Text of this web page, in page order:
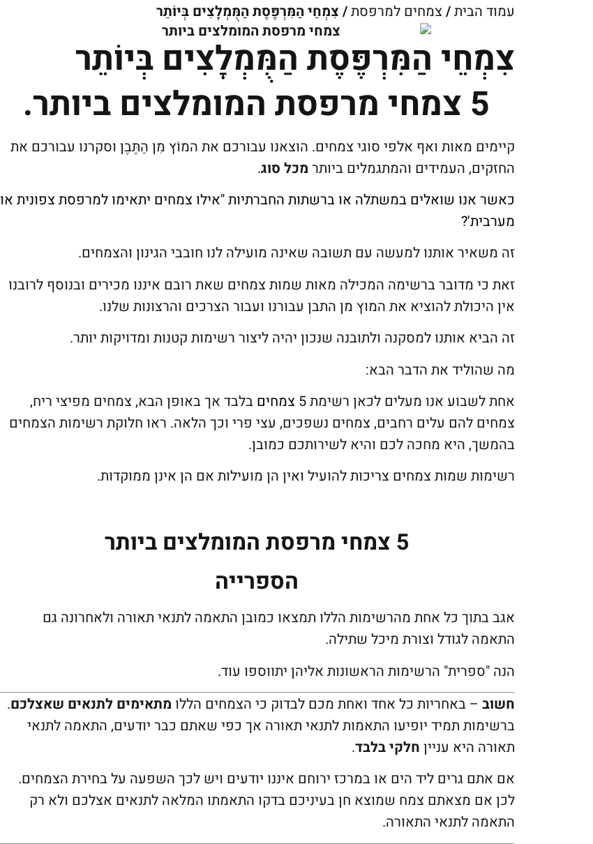
עמוד הבית/ צמחים למרפסת/ צִמְחֵי הַמִּרְפֶּסֶת הַמֻּמְלָצִים בְּיוֹתֵר
צִמְחֵי הַמִּרְפֶּסֶת הַמֻּמְלָצִים בְּיוֹתֵר
5 צמחי מרפסת המומלצים ביותר.
קיימים מאות ואף אלפי סוגי צמחים. הוצאנו עבורכם את המוֹץ מִן הַתֶּבֶן וסקרנו עבורכם את
החזקים, העמידים והמתגמלים ביותר מכל סוג.
כאשר אנו שואלים במשתלה או ברשתות החברתיות "אילו צמחים יתאימו למרפסת צפונית או
מערבית'?
זה משאיר אותנו למעשה עם תשובה שאינה מועילה לנו חובבי הגינון והצמחים.
זאת כי מדובר ברשימה המכילה מאות שמות צמחים שאת רובם איננו מכירים ובנוסף לרובנו
אין היכולת להוציא את המוץ מן התבן עבורנו ועבור הצרכים והרצונות שלנו.
זה הביא אותנו למסקנה ולתובנה שנכון יהיה ליצור רשימות קטנות ומדויקות יותר.
מה שהוליד את הדבר הבא:
אחת לשבוע אנו מעלים לכאן רשימת 5 צמחים בלבד אך באופן הבא, צמחים מפיצי ריח,
צמחים להם עלים רחבים, צמחים נשפכים, עצי פרי וכך הלאה. ראו חלוקת רשימות הצמחים
בהמשך, היא מחכה לכם והיא לשירותכם כמובן.
רשימות שמות צמחים צריכות להועיל ואין הן מועילות אם הן אינן ממוקדות.
5 צמחי מרפסת המומלצים ביותר
הספרייה
אגב בתוך כל אחת מהרשימות הללו תמצאו כמובן התאמה לתנאי תאורה ולאחרונה גם
התאמה לגודל וצורת מיכל שתילה.
הנה "ספרית" הרשימות הראשונות אליהן יתווספו עוד.
חשוב – באחריות כל אחד ואחת מכם לבדוק כי הצמחים הללו מתאימים לתנאים שאצלכם.
ברשימות תמיד יופיעו התאמות לתנאי תאורה אך כפי שאתם כבר יודעים, התאמה לתנאי
תאורה היא עניין חלקי בלבד.
אם אתם גרים ליד הים או במרכז ירוחם איננו יודעים ויש לכך השפעה על בחירת הצמחים.
לכן אם מצאתם צמח שמוצא חן בעיניכם בדקו התאמתו המלאה לתנאים אצלכם ולא רק
התאמה לתנאי התאורה.